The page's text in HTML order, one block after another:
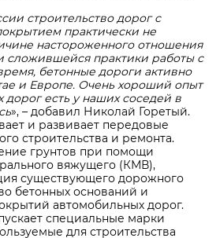
строительство дорог с
практически не
настороженного отношения
практики работы с
бетонные дороги активно
и Европе. Очень хороший опыт
дорог есть у наших соседей в
», – добавил Николай Горетый.
и развивает передовые
строительства и ремонта.
грунтов при помощи
вяжущего (КМВ),
существующего дорожного
бетонных оснований и
автомобильных дорог.
специальные марки
для строительства